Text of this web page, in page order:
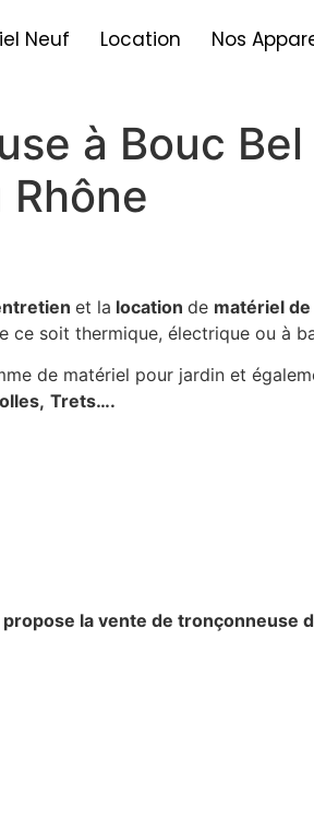
Neuf Location
Nos
à Bouc
et la location de matériel
ce soit thermique, électrique ou à
de matériel pour jardin et
Trets….
la vente de tronçonneuse